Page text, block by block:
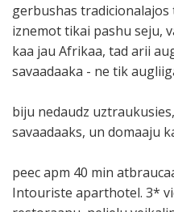
gerbushas
iznemot tikai pashu seju,
kaa jau Afrikaa, tad arii
savaadaaka - ne tik
biju nedaudz
savaadaaks, un domaaju
peec apm 40 min
Intouriste aparthotel. 3*